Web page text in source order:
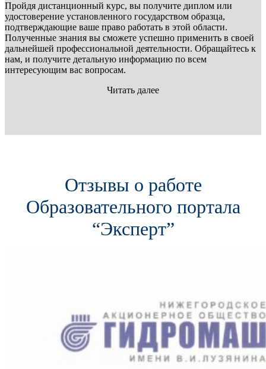
Пройдя дистанционный курс, вы получите диплом или
удостоверение установленного государством образца,
подтверждающие ваше право работать в этой области.
Полученные знания вы сможете успешно применить в своей
дальнейшей профессиональной деятельности. Обращайтесь к
нам, и получите детальную информацию по всем
интересующим вас вопросам.
Читать далее
Отзывы о работе
Образовательного портала
“Эксперт”